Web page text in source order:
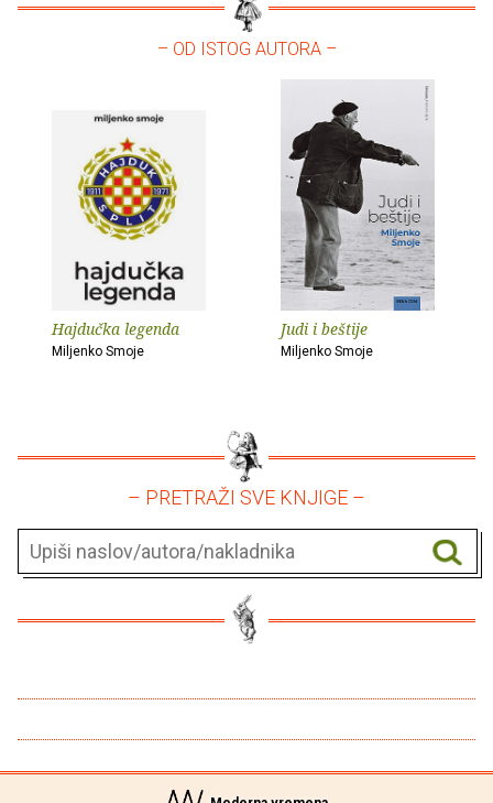
– OD ISTOG AUTORA –
Hajdučka legenda
Miljenko Smoje
Judi i beštije
Miljenko Smoje
– PRETRAŽI SVE KNJIGE –